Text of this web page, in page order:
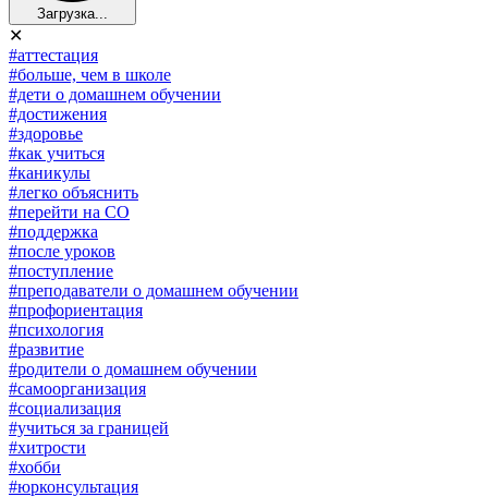
Загрузка...
✕
#аттестация
#больше, чем в школе
#дети о домашнем обучении
#достижения
#здоровье
#как учиться
#каникулы
#легко объяснить
#перейти на СО
#поддержка
#после уроков
#поступление
#преподаватели о домашнем обучении
#профориентация
#психология
#развитие
#родители о домашнем обучении
#самоорганизация
#социализация
#учиться за границей
#хитрости
#хобби
#юрконсультация